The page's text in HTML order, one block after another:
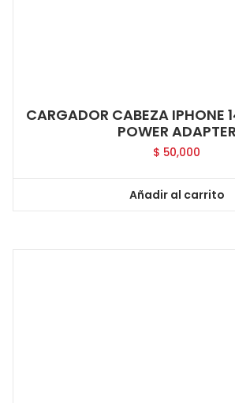
CARGADOR CABEZA IPHONE
POWER ADAPTER
$ 50,000
Añadir al carrito